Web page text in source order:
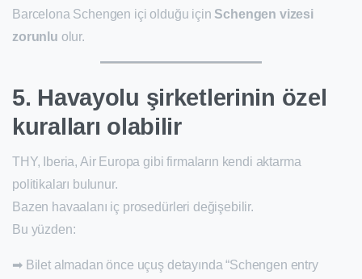
Barcelona Schengen içi olduğu için Schengen vizesi
zorunlu olur.
5. Havayolu şirketlerinin özel
kuralları olabilir
THY, Iberia, Air Europa gibi firmaların kendi aktarma
politikaları bulunur.
Bazen havaalanı iç prosedürleri değişebilir.
Bu yüzden:
➡ Bilet almadan önce uçuş detayında “Schengen entry